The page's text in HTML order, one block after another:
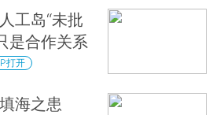
工岛“未批
是合作关系
打开
海之患